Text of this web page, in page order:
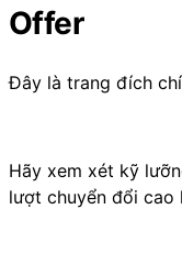
Offer
Đây là trang đích
Hãy xem xét kỹ
lượt chuyển đổi cao